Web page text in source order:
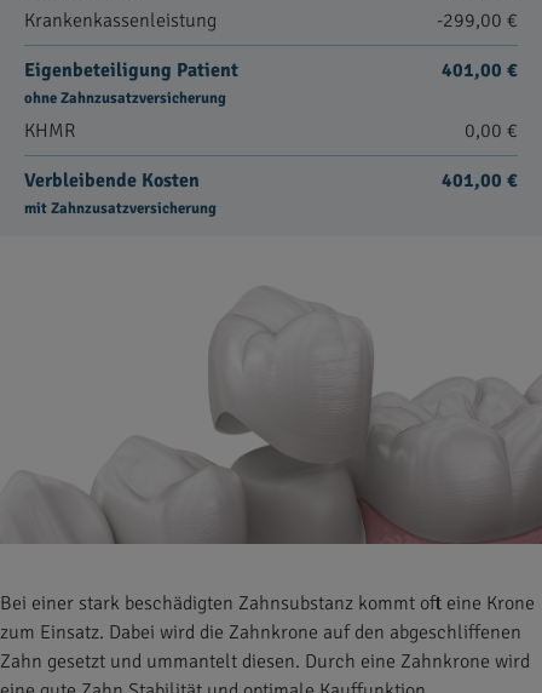
Krankenkassenleistung
-299,00 €
Eigenbeteiligung Patient
ohne Zahnzusatzversicherung
401,00 €
KHMR 0,00 €
Verbleibende Kosten
mit Zahnzusatzversicherung
401,00 €
Bei einer stark beschädigten Zahnsubstanz kommt oft eine Krone
zum Einsatz. Dabei wird die Zahnkrone auf den abgeschliffenen
Zahn gesetzt und ummantelt diesen. Durch eine Zahnkrone wird